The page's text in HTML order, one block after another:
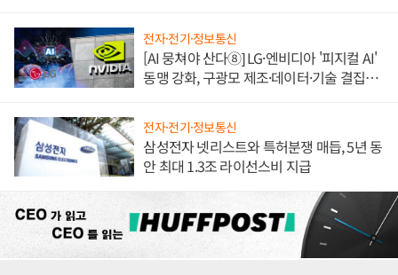
전자·전기·정보통신
[AI 뭉쳐야 산다⑧] LG·엔비디아 '피지컬 AI'
동맹 강화, 구광모 제조·데이터·기술 결집
전자·전기·정보통신
삼성전자 넷리스트와 특허분쟁 매듭, 5년 동
안 최대 1.3조 라이선스비 지급